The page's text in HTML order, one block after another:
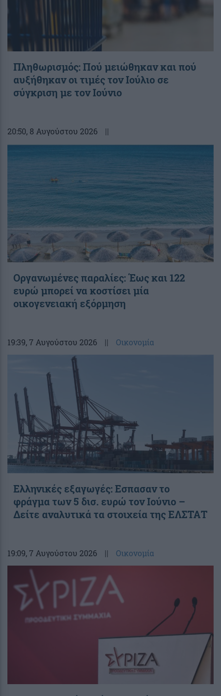
Πληθωρισμός: Πού μειώθηκαν και πού
αυξήθηκαν οι τιμές τον Ιούλιο σε
σύγκριση με τον Ιούνιο
20:50, 8 Αυγούστου 2026 ||
Οργανωμένες παραλίες: Έως και 122
ευρώ μπορεί να κοστίσει μία
οικογενειακή εξόρμηση
19:39, 7 Αυγούστου 2026 || Οικονομία
Ελληνικές εξαγωγές: Εσπασαν το
φράγμα των 5 δισ. ευρώ τον Ιούνιο –
Δείτε αναλυτικά τα στοιχεία της ΕΛΣΤΑΤ
19:09, 7 Αυγούστου 2026 || Οικονομία